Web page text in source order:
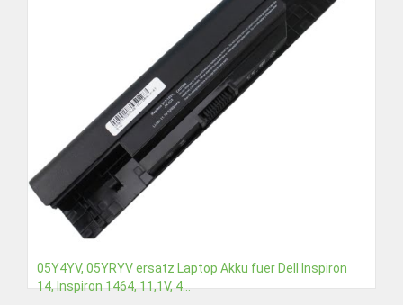
05Y4YV, 05YRYV ersatz Laptop Akku fuer Dell Inspiron
14, Inspiron 1464, 11,1V, 4...